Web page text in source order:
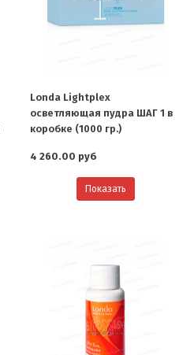
Londa Lightplex
осветляющая пудра ШАГ 1 в
коробке (1000 гр.)
4 260.00 руб
Показать